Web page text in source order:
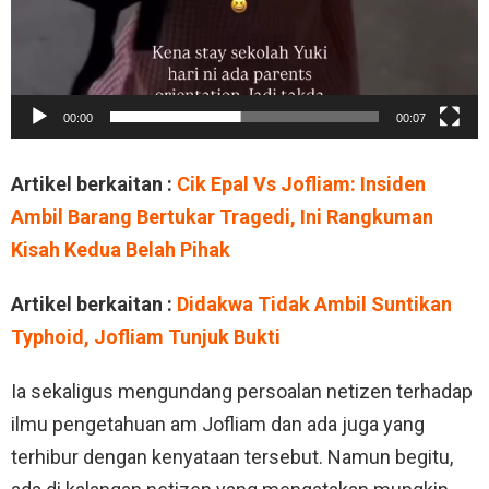
00:00 00:07
Artikel berkaitan : Cik Epal Vs Jofliam: Insiden
Ambil Barang Bertukar Tragedi, Ini Rangkuman
Kisah Kedua Belah Pihak
Artikel berkaitan : Didakwa Tidak Ambil Suntikan
Typhoid, Jofliam Tunjuk Bukti
Ia sekaligus mengundang persoalan netizen terhadap
ilmu pengetahuan am Jofliam dan ada juga yang
terhibur dengan kenyataan tersebut. Namun begitu,